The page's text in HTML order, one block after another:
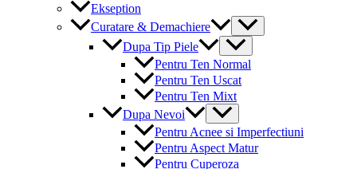
Ekseption
Curatare & Demachiere
Menu
Toggle
Dupa Tip Piele
Menu
Toggle
Pentru Ten Normal
Pentru Ten Uscat
Pentru Ten Mixt
Dupa Nevoi
Menu
Toggle
Pentru Acnee si Imperfectiuni
Pentru Aspect Matur
Pentru Cuperoza